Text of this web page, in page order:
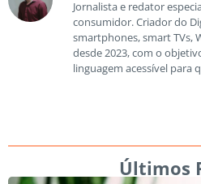
Jornalista e redator
consumidor. Criador do
smartphones, smart TVs,
desde 2023, com o
linguagem acessível para
Últimos